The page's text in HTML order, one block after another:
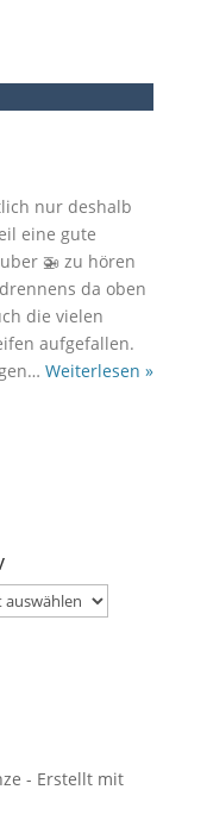
nur deshalb
eine gute
🚁 zu hören
da oben
die vielen
aufgefallen.
… Weiterlesen »
- Erstellt mit